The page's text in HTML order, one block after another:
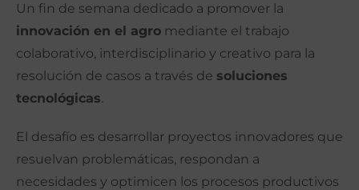
Un fin de semana dedicado a promover la
innovación en el agro mediante el trabajo
colaborativo, interdisciplinario y creativo para la
resolución de casos a través de soluciones
tecnológicas.
El desafío es desarrollar proyectos innovadores que
resuelvan problemáticas, respondan a
necesidades y optimicen los procesos productivos